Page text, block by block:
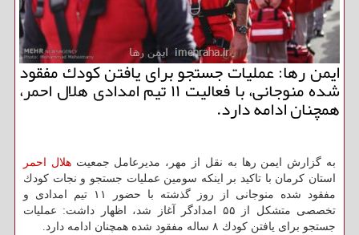
ایمن رها: عملیات جستجو برای یافتن كودك مفقود
شده منوجانی، با فعالیت ۱۱ تیم امدادی هلال احمر،
همچنان ادامه دارد.
به گزارش ایمن رها به نقل از مهر، مدیرعامل جمعیتهلال احمر
استان كرمان با تاكید بر اینكه سومین عملیات جستجو و نجات كودك
مفقود شده منوجانی از روز گذشته با حضور ۱۱ تیم امدادی و
تخصصی متشكل از ۵۵ امدادگر آغاز شد، اظهار داشت: عملیات
جستجو برای یافتن كودك ۸ ساله مفقود شده همچنان ادامه دارد.